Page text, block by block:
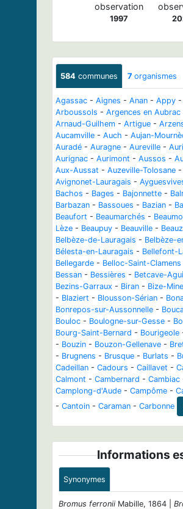
observation
1997
584 communes 7 organismes
Agassac - Aignes - Anan - Appy -
Arboussols - Argences en Aubrac
Arnaud-Guilhem - Artigue -
Aucamville - Auch - Aujan-
Auradé - Auragne - Aureville -
Aurignac - Aurimont - Aussos -
Aux-Aussat - Auzeville-Tolosane -
Avignonet-Lauragais -
Bachos - Bages - Bajonnette -
Barbazan - Bassoues - Bazian -
Beaufort - Beaumarchés -
Lèze - Beaupuy - Beauville -
Belbèze-de-Lauragais - Belbèze-
Bélesta-en-Lauragais - Bellefont-
Bellegarde - Belloc-Saint-Clamens
Bessan - Bessières - Betcave-
Bezins-Garraux - Biran - Bize-
- Blaziert - Blousson-Sérian -
Bonrepos-sur-Aussonnelle -
Bouloc - Boulogne-sur-Gesse -
Bourg-Saint-Bernard - Bourigeole
- Bouzin - Bouzon-Gellenave -
- Brugnens - Brusque - Burlats -
Cadeillan - Cadours - Caillavet -
Calmont - Cambernard - Cambiac
Camplong-d'Aude - Campôme -
- Cantoin - Caraman - Carbonne
Informations
Synonymes
Bromus ferronii Mabille, 1864 |